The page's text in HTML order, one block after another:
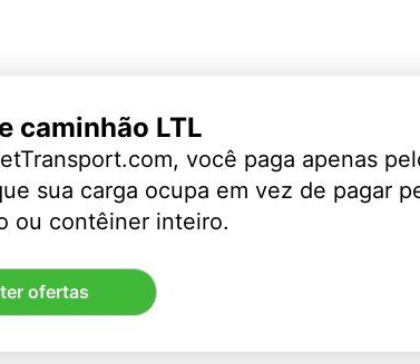
caminhão LTL
você paga apenas
sua carga ocupa em vez de pagar
ou contêiner inteiro.
ofertas